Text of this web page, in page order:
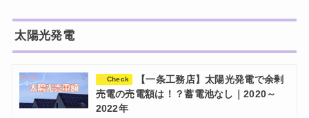
太陽光発電
Check
【一条工務店】太陽光発電で余剰
売電の売電額は！？蓄電池なし｜2020～
2022年